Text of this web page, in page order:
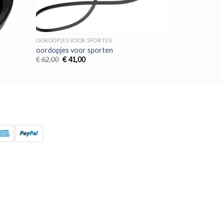
OORDOPJES VOOR SPORTEN
oordopjes voor sporten
€62,00 Oorspronkelijke
€41,00Huidige